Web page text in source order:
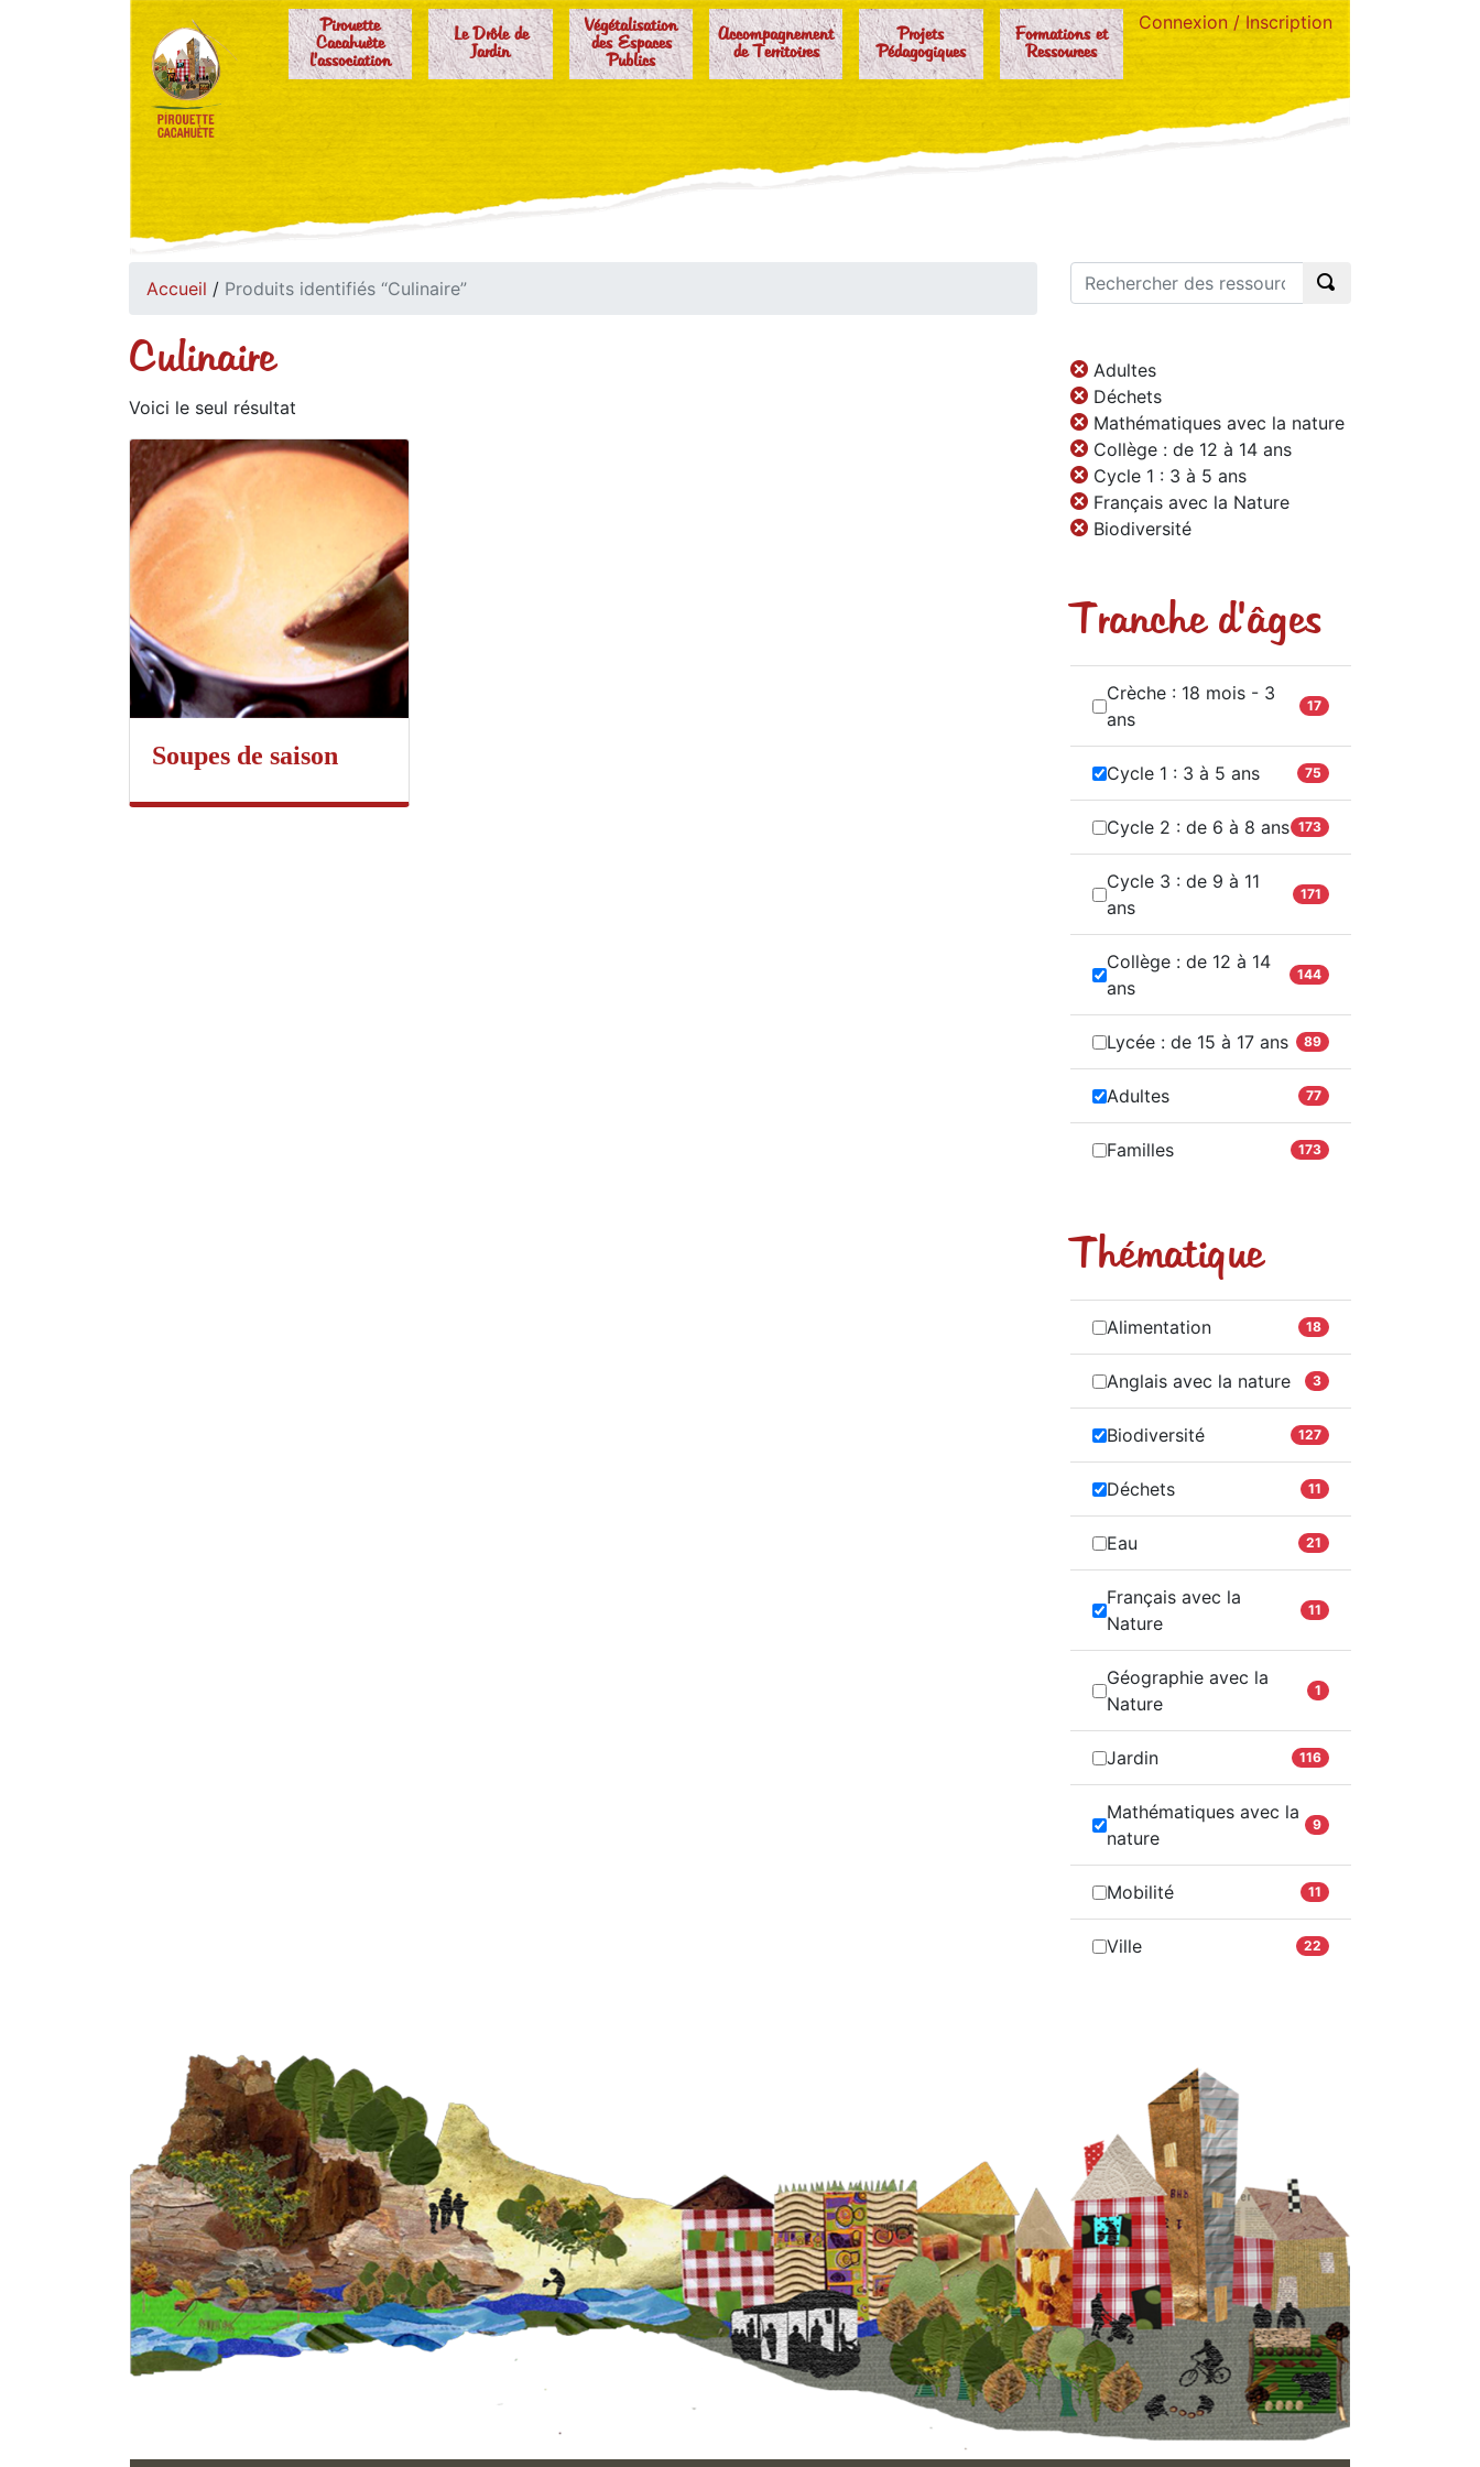
Pirouette
Cacahuète
l'association
Le Drôle de
Jardin
Végétalisation
des Espaces
Publics
Accompagnement
de Territoires
Projets
Pédagogiques
Formations et
Ressources
Connexion / Inscription
Accueil / Produits identifiés “Culinaire”
Culinaire
Voici le seul résultat
Soupes de saison
Adultes
Déchets
Mathématiques avec la nature
Collège : de 12 à 14 ans
Cycle 1 : 3 à 5 ans
Français avec la Nature
Biodiversité
Tranche d'âges
Crèche : 18 mois - 3
ans
17
Cycle 1 : 3 à 5 ans 75
Cycle 2 : de 6 à 8 ans 173
Cycle 3 : de 9 à 11
ans
171
Collège : de 12 à 14
ans
144
Lycée : de 15 à 17 ans 89
Adultes 77
Familles 173
Thématique
Alimentation 18
Anglais avec la nature 3
Biodiversité 127
Déchets 11
Eau 21
Français avec la
Nature
11
Géographie avec la
Nature
1
Jardin 116
Mathématiques avec la
nature
9
Mobilité 11
Ville 22